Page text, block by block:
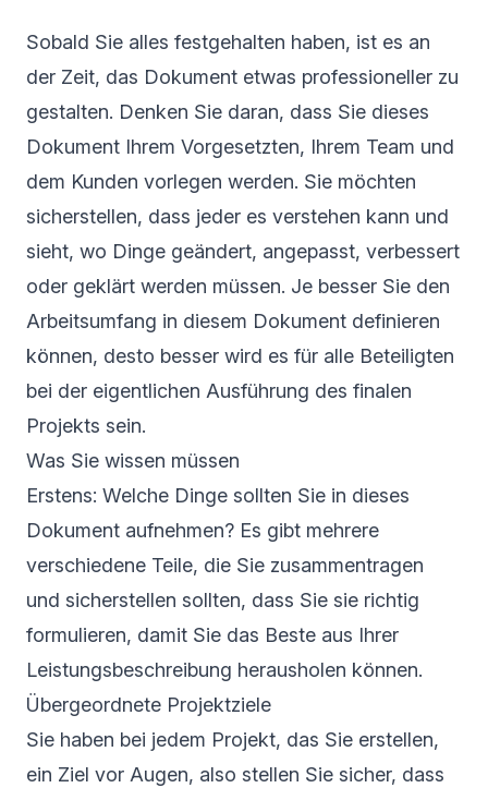
Sobald Sie alles festgehalten haben, ist es an
der Zeit, das Dokument etwas professioneller zu
gestalten. Denken Sie daran, dass Sie dieses
Dokument Ihrem Vorgesetzten, Ihrem Team und
dem Kunden vorlegen werden. Sie möchten
sicherstellen, dass jeder es verstehen kann und
sieht, wo Dinge geändert, angepasst, verbessert
oder geklärt werden müssen. Je besser Sie den
Arbeitsumfang in diesem Dokument definieren
können, desto besser wird es für alle Beteiligten
bei der eigentlichen Ausführung des finalen
Projekts sein.
Was Sie wissen müssen
Erstens: Welche Dinge sollten Sie in dieses
Dokument aufnehmen? Es gibt mehrere
verschiedene Teile, die Sie zusammentragen
und sicherstellen sollten, dass Sie sie richtig
formulieren, damit Sie das Beste aus Ihrer
Leistungsbeschreibung herausholen können.
Übergeordnete Projektziele
Sie haben bei jedem Projekt, das Sie erstellen,
ein Ziel vor Augen, also stellen Sie sicher, dass